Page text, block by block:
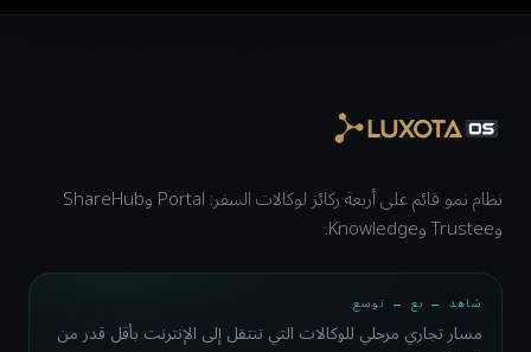
نظام نمو قائم على أربعة ركائز لوكالات السفر: Portal وShareHub
وTrustee وKnowledge.
شاهد ← بع ← توسع
مسار تجاري مرحلي للوكالات التي تنتقل إلى الإنترنت بأقل قدر من